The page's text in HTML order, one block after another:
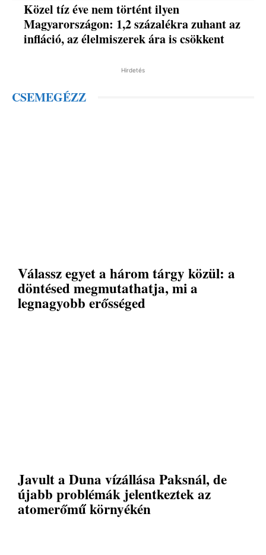
Közel tíz éve nem történt ilyen
Magyarországon: 1,2 százalékra zuhant az
infláció, az élelmiszerek ára is csökkent
Hirdetés
CSEMEGÉZZ
Válassz egyet a három tárgy közül: a
döntésed megmutathatja, mi a
legnagyobb erősséged
Javult a Duna vízállása Paksnál, de
újabb problémák jelentkeztek az
atomerőmű környékén